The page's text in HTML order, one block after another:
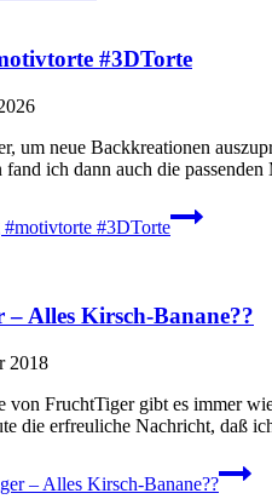
#3DTorte
um neue Backkreationen
fand ich dann auch die
#motivtorte #3DTorte
Alles Kirsch-Banane??
2018
FruchtTiger gibt es immer
die erfreuliche Nachricht, daß
– Alles Kirsch-Banane??